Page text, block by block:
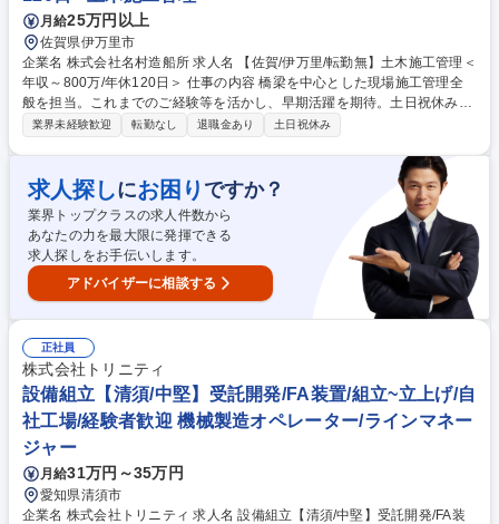
月給25万円以上
佐賀県伊万里市
企業名 株式会社名村造船所 求人名 【佐賀/伊万里/転勤無】土木施工管理＜
年収～800万/年休120日＞ 仕事の内容 橋梁を中心とした現場施工管理全
般を担当。これまでのご経験等を活かし、早期活躍を期待。土日祝休み。
平均残業35時間/月。受注現場予算は数億円単位。監督2～3名のチームで
当。伊万里事業所で製作した橋げた等を現地へ運搬し、高速道路や道路橋
などの施工を担当。60M以上の橋梁施工実績も有。/■現地施工期間は半年
~1年程度ですが、大型橋梁の場合は2年近くになることもあります。 【施
主】官公庁やスーパーゼネコン。【現場エリア】九州～関東。【現場での
住居】会社が住まいを用意。 募集職種 【佐賀/伊万里/転勤無】土木施工管
理＜年収～800万/年休120日＞
業界未経験歓迎 転勤なし 退職金あり 土日祝休み
求人探しにお困り ですか？
業界トップクラスの求人件数から
あなたの力を最大限に発揮できる
求人探しをお手伝いします。
アドバイザーに相談する
正社員
株式会社トリニティ
設備組立【清須/中堅】受託開発/FA装置/組立~立上げ/自
社工場/経験者歓迎 機械製造オペレーター/ラインマネー
ジャー
月給31万円～35万円
愛知県清須市
企業名 株式会社トリニティ 求人名 設備組立【清須/中堅】受託開発/FA装